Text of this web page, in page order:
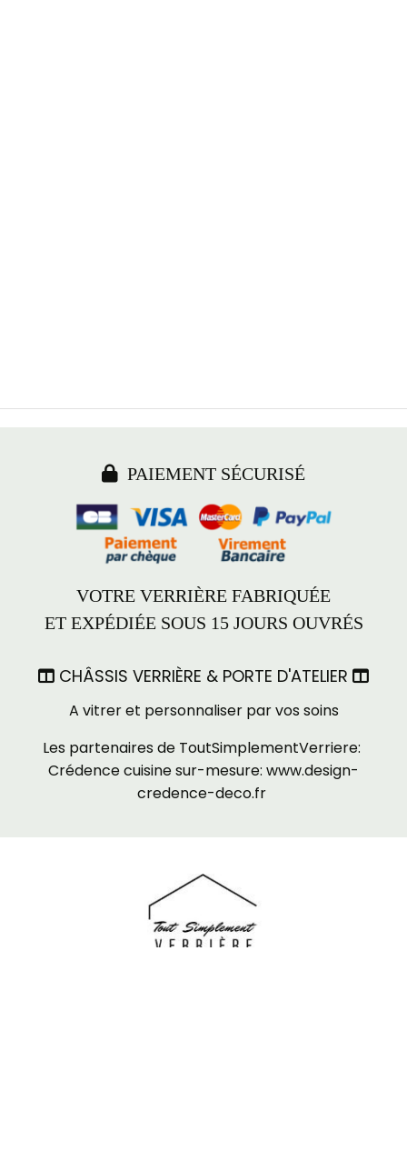
 PAIEMENT SÉCURISÉ
VOTRE VERRIÈRE FABRIQUÉE
ET EXPÉDIÉE SOUS 15 JOURS OUVRÉS
 CHÂSSIS VERRIÈRE & PORTE D'ATELIER 
A vitrer et personnaliser par vos soins
Les partenaires de ToutSimplementVerriere:
Crédence cuisine sur-mesure: www.design-
credence-deco.fr